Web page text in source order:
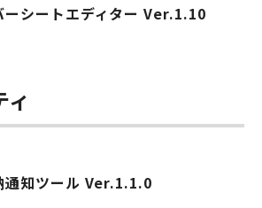
ーシートエディター Ver.1.10
ィ
通知ツール Ver.1.1.0